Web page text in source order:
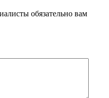
обязательно вам